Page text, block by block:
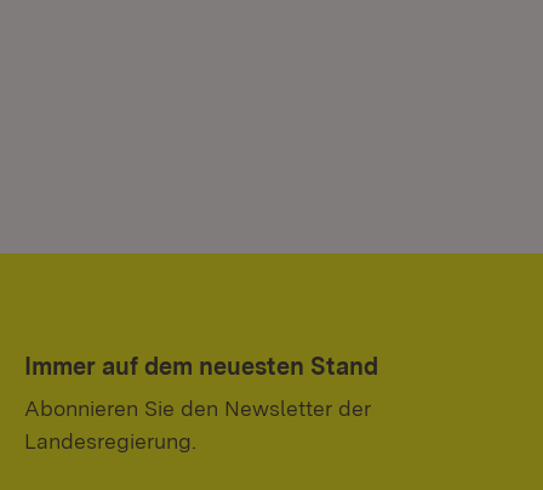
Immer auf dem neuesten Stand
Abonnieren Sie den Newsletter der
Landesregierung.